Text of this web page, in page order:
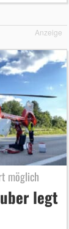
Anzeige
möglich
legt